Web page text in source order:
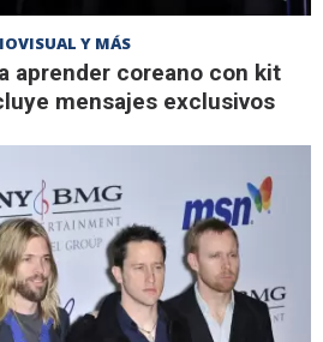
Y MÁS
aprender coreano con kit
mensajes exclusivos